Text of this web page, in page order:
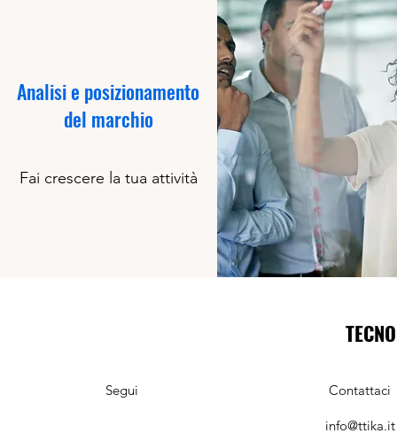
Analisi e posizionamento
del marchio
Fai crescere la tua attività
Segui Contattaci
info@ttika.it